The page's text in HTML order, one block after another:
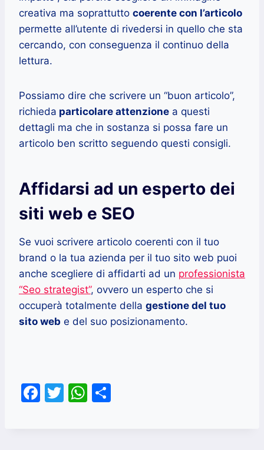
creativa ma soprattutto coerente con l’articolo
permette all’utente di rivedersi in quello che sta
cercando, con conseguenza il continuo della
lettura.
Possiamo dire che scrivere un “buon articolo”,
richieda particolare attenzione a questi
dettagli ma che in sostanza si possa fare un
articolo ben scritto seguendo questi consigli.
Affidarsi ad un esperto dei
siti web e SEO
Se vuoi scrivere articolo coerenti con il tuo
brand o la tua azienda per il tuo sito web puoi
anche scegliere di affidarti ad un professionista
“Seo strategist”, ovvero un esperto che si
occuperà totalmente della gestione del tuo
sito web e del suo posizionamento.
F
T
W